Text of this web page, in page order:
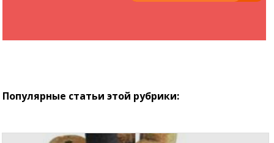
Популярные статьи этой рубрики: